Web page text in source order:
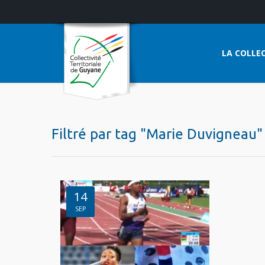
LA
Filtré par tag "Marie Duvigneau"
14
SEP